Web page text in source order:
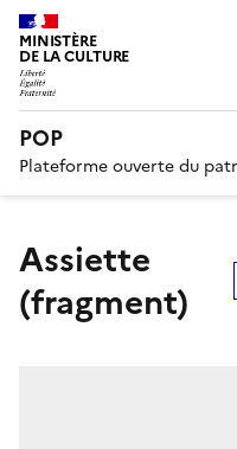
MINISTÈRE
DE LA CULTURE
POP
Plateforme ouverte du
assiette
(fragment)